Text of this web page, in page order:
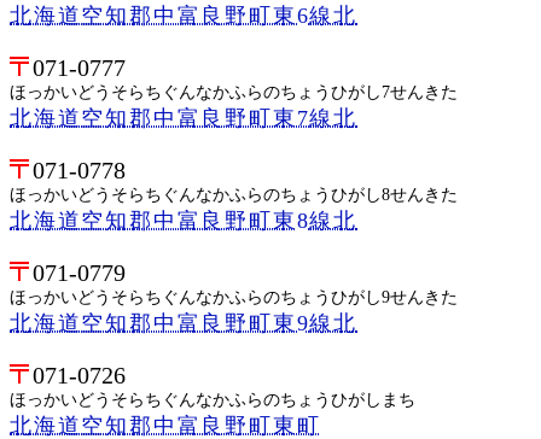
北海道空知郡中富良野町東6線北
071-0777
ほっかいどうそらちぐんなかふらのちょうひがし7せんきた
北海道空知郡中富良野町東7線北
071-0778
ほっかいどうそらちぐんなかふらのちょうひがし8せんきた
北海道空知郡中富良野町東8線北
071-0779
ほっかいどうそらちぐんなかふらのちょうひがし9せんきた
北海道空知郡中富良野町東9線北
071-0726
ほっかいどうそらちぐんなかふらのちょうひがしまち
北海道空知郡中富良野町東町